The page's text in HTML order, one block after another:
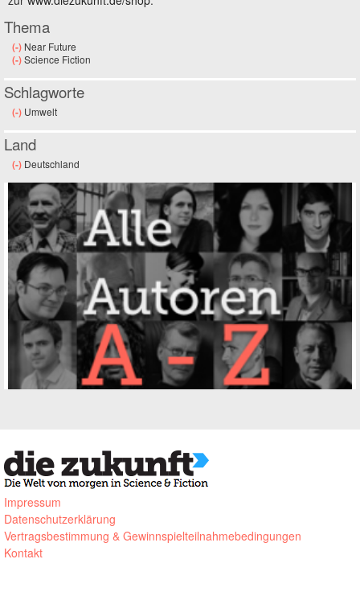
Thema
(-) Remove Near Future filter
Near Future
(-)Remove Science Fiction filter
Science Fiction
Schlagworte
(-) Remove Umwelt filter
Umwelt
Land
(-) Remove Deutschland filter
Deutschland
Impressum
Datenschutzerklärung
Vertragsbestimmung & Gewinnspielteilnahmebedingungen
Kontakt